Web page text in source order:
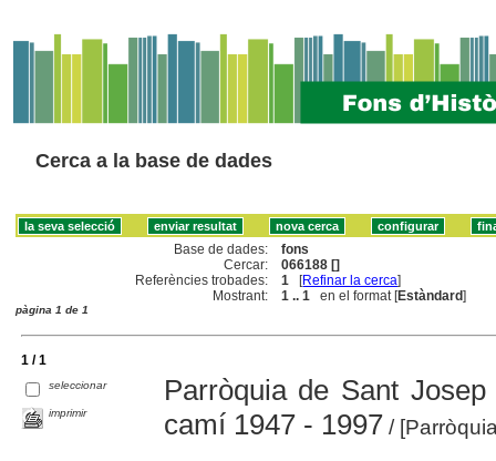
Cerca a la base de dades
Base de dades:
fons
Cercar:
066188 []
Referències trobades:
1 [Refinar la cerca]
Mostrant:
1 .. 1 en el format [Estàndard]
pàgina 1 de 1
1 / 1
seleccionar
imprimir
Parròquia de Sant
camí 1947 - 1997 /